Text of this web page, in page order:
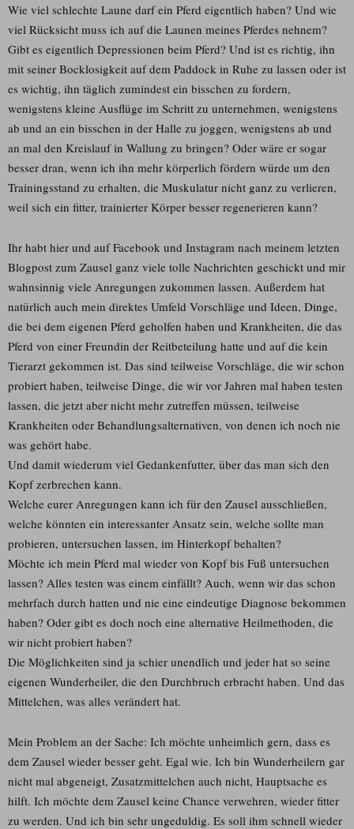
Wie viel schlechte Laune darf ein Pferd eigentlich haben? Und wie
viel Rücksicht muss ich auf die Launen meines Pferdes nehnem?
Gibt es eigentlich Depressionen beim Pferd? Und ist es richtig, ihn
mit seiner Bocklosigkeit auf dem Paddock in Ruhe zu lassen oder ist
es wichtig, ihn täglich zumindest ein bisschen zu fordern,
wenigstens kleine Ausflüge im Schritt zu unternehmen, wenigstens
ab und an ein bisschen in der Halle zu joggen, wenigstens ab und
an mal den Kreislauf in Wallung zu bringen? Oder wäre er sogar
besser dran, wenn ich ihn mehr körperlich fördern würde um den
Trainingsstand zu erhalten, die Muskulatur nicht ganz zu verlieren,
weil sich ein fitter, trainierter Körper besser regenerieren kann?
Ihr habt hier und auf Facebook und Instagram nach meinem letzten
Blogpost zum Zausel ganz viele tolle Nachrichten geschickt und mir
wahnsinnig viele Anregungen zukommen lassen. Außerdem hat
natürlich auch mein direktes Umfeld Vorschläge und Ideen, Dinge,
die bei dem eigenen Pferd geholfen haben und Krankheiten, die das
Pferd von einer Freundin der Reitbeteilung hatte und auf die kein
Tierarzt gekommen ist. Das sind teilweise Vorschläge, die wir schon
probiert haben, teilweise Dinge, die wir vor Jahren mal haben testen
lassen, die jetzt aber nicht mehr zutreffen müssen, teilweise
Krankheiten oder Behandlungsalternativen, von denen ich noch nie
was gehört habe.
Und damit wiederum viel Gedankenfutter, über das man sich den
Kopf zerbrechen kann.
Welche eurer Anregungen kann ich für den Zausel ausschließen,
welche könnten ein interessanter Ansatz sein, welche sollte man
probieren, untersuchen lassen, im Hinterkopf behalten?
Möchte ich mein Pferd mal wieder von Kopf bis Fuß untersuchen
lassen? Alles testen was einem einfällt? Auch, wenn wir das schon
mehrfach durch hatten und nie eine eindeutige Diagnose bekommen
haben? Oder gibt es doch noch eine alternative Heilmethoden, die
wir nicht probiert haben?
Die Möglichkeiten sind ja schier unendlich und jeder hat so seine
eigenen Wunderheiler, die den Durchbruch erbracht haben. Und das
Mittelchen, was alles verändert hat.
Mein Problem an der Sache: Ich möchte unheimlich gern, dass es
dem Zausel wieder besser geht. Egal wie. Ich bin Wunderheilern gar
nicht mal abgeneigt, Zusatzmittelchen auch nicht, Hauptsache es
hilft. Ich möchte dem Zausel keine Chance verwehren, wieder fitter
zu werden. Und ich bin sehr ungeduldig. Es soll ihm schnell wieder